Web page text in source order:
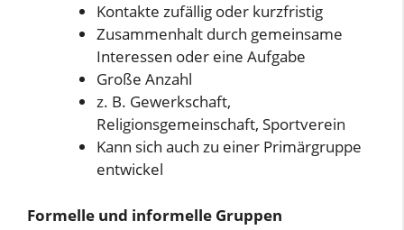
Kontakte zufällig oder kurzfristig
Zusammenhalt durch gemeinsame
Interessen oder eine Aufgabe
Große Anzahl
z. B. Gewerkschaft,
Religionsgemeinschaft, Sportverein
Kann sich auch zu einer Primärgruppe
entwickel
Formelle und informelle Gruppen